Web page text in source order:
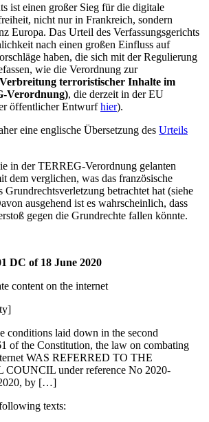
ist einen großer Sieg für die digitale
nicht nur in Frankreich, sondern
Europa. Das Urteil des Verfassungsgerichts
nach einen großen Einfluss auf
haben, die sich mit der Regulierung
wie die Verordnung zur
terroristischer Inhalte im
Verordnung), die derzeit in der EU
öffentlicher Entwurfhier).
eine englische Übersetzung des Urteils
in der TERREG-Verordnung gelanten
dem verglichen, was das französische
Grundrechtsverletzung betrachtet hat (siehe
ausgehend ist es wahrscheinlich, dass
gegen die Grundrechte fallen könnte.
DC of 18 June 2020
content on the internet
conditions laid down in the second
of the Constitution, the law on combating
WAS REFERRED TO THE
under reference No 2020-
by […]
texts: